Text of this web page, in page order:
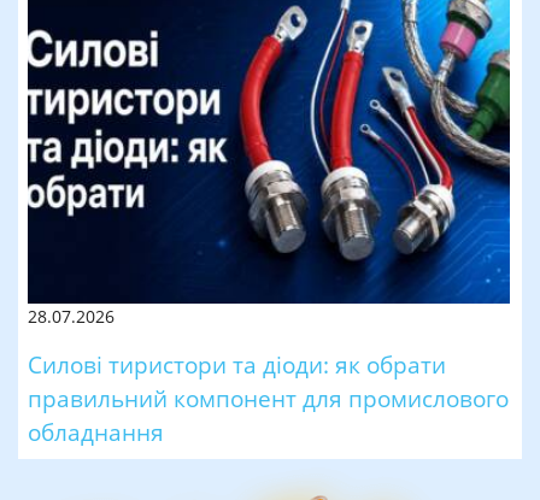
28.07.2026
Силові тиристори та діоди: як обрати
правильний компонент для промислового
обладнання